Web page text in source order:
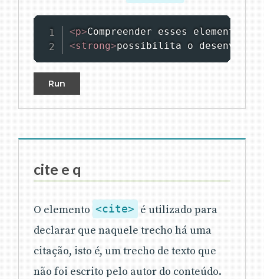
<p>
<strong>possibilita o
Run
cite e q
O elemento <cite> é utilizado para
declarar que naquele trecho há uma
citação, isto é, um trecho de texto que
não foi escrito pelo autor do conteúdo.